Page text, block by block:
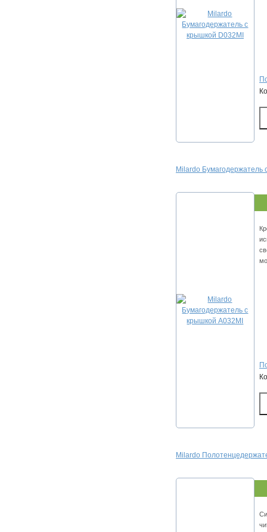
Milardo Бумагодержатель
Milardo